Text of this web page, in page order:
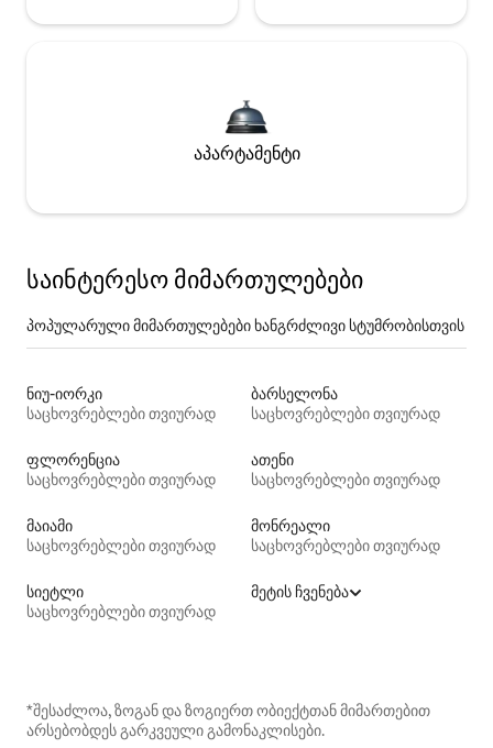
აპარტამენტი
საინტერესო მიმართულებები
პოპულარული მიმართულებები ხანგრძლივი სტუმრობისთვის
ნიუ-იორკი
საცხოვრებლები თვიურად
ბარსელონა
საცხოვრებლები თვიურად
ფლორენცია
საცხოვრებლები თვიურად
ათენი
საცხოვრებლები თვიურად
მაიამი
საცხოვრებლები თვიურად
მონრეალი
საცხოვრებლები თვიურად
სიეტლი
საცხოვრებლები თვიურად
მეტის ჩვენება
*შესაძლოა, ზოგან და ზოგიერთ ობიექტთან მიმართებით
არსებობდეს გარკვეული გამონაკლისები.